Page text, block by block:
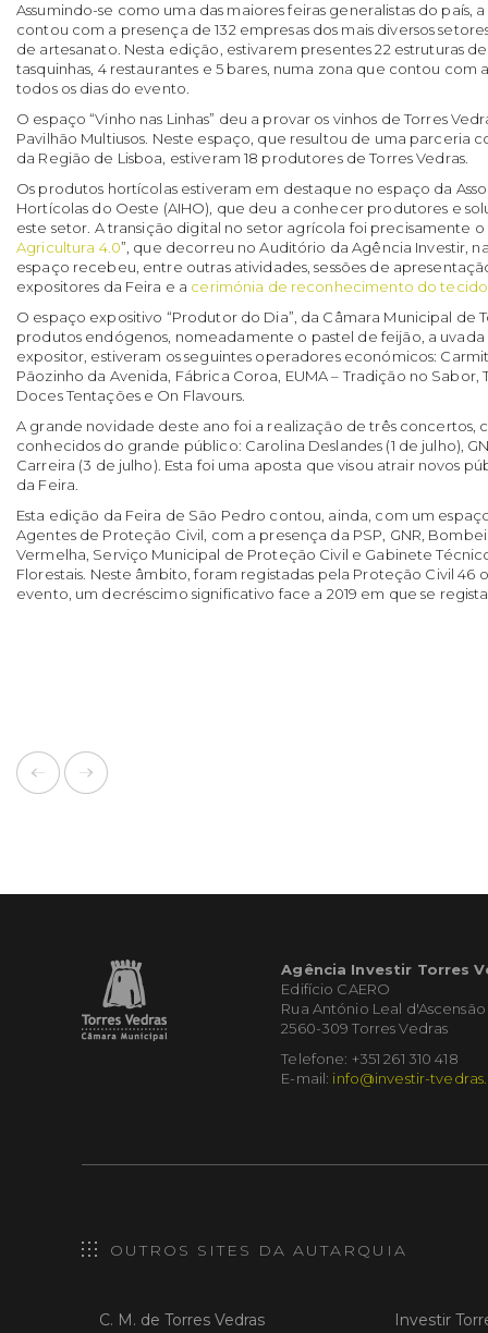
Assumindo-se como uma das maiores feiras generalistas do país,
contou com a presença de 132 empresas dos mais diversos
de artesanato. Nesta edição, estivarem presentes 22 estruturas
tasquinhas, 4 restaurantes e 5 bares, numa zona que contou
todos os dias do evento.
O espaço “Vinho nas Linhas” deu a provar os vinhos de Torres
Pavilhão Multiusos. Neste espaço, que resultou de uma parceria
da Região de Lisboa, estiveram 18 produtores de Torres Vedras.
Os produtos hortícolas estiveram em destaque no espaço da
Hortícolas do Oeste (AIHO), que deu a conhecer produtores e
este setor. A transição digital no setor agrícola foi precisamente o
Agricultura 4.0”, que decorreu no Auditório da Agência Investir,
espaço recebeu, entre outras atividades, sessões de
expositores da Feira e a cerimónia de reconhecimento do
O espaço expositivo “Produtor do Dia”, da Câmara Municipal de
produtos endógenos, nomeadamente o pastel de feijão, a uvada
expositor, estiveram os seguintes operadores económicos:
Pãozinho da Avenida, Fábrica Coroa, EUMA – Tradição no Sabor,
Doces Tentações e On Flavours.
A grande novidade deste ano foi a realização de três concertos,
conhecidos do grande público: Carolina Deslandes (1 de julho),
Carreira (3 de julho). Esta foi uma aposta que visou atrair novos
da Feira.
Esta edição da Feira de São Pedro contou, ainda, com um
Agentes de Proteção Civil, com a presença da PSP, GNR,
Vermelha, Serviço Municipal de Proteção Civil e Gabinete
Florestais. Neste âmbito, foram registadas pela Proteção Civil 46
evento, um decréscimo significativo face a 2019 em que se
Agência Investir Torres
Edifício CAERO
Rua António Leal d'Ascensão
2560-309 Torres Vedras
Telefone: +351 261 310 418
E-mail: info@investir-
OUTROS SITES DA AUTARQUIA
C. M. de Torres Vedras Investir